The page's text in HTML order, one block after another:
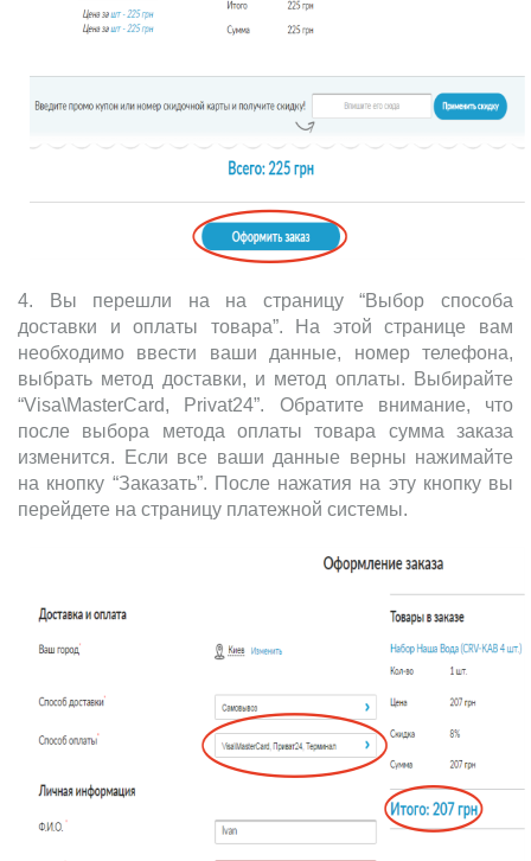
4. Вы перешли на на страницу “Выбор способа
доставки и оплаты товара”. На этой странице вам
необходимо ввести ваши данные, номер телефона,
выбрать метод доставки, и метод оплаты. Выбирайте
“Visa\MasterCard, Privat24”. Обратите внимание, что
после выбора метода оплаты товара сумма заказа
изменится. Если все ваши данные верны нажимайте
на кнопку “Заказать”. После нажатия на эту кнопку вы
перейдете на страницу платежной системы.